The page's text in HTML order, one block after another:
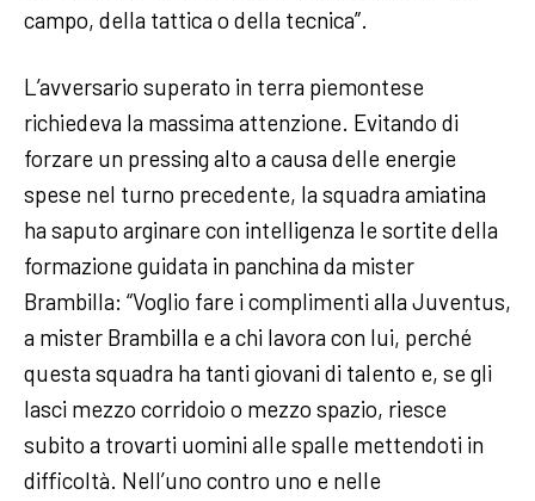
campo, della tattica o della tecnica”.
L’avversario superato in terra piemontese
richiedeva la massima attenzione. Evitando di
forzare un pressing alto a causa delle energie
spese nel turno precedente, la squadra amiatina
ha saputo arginare con intelligenza le sortite della
formazione guidata in panchina da mister
Brambilla: “Voglio fare i complimenti alla Juventus,
a mister Brambilla e a chi lavora con lui, perché
questa squadra ha tanti giovani di talento e, se gli
lasci mezzo corridoio o mezzo spazio, riesce
subito a trovarti uomini alle spalle mettendoti in
difficoltà. Nell’uno contro uno e nelle